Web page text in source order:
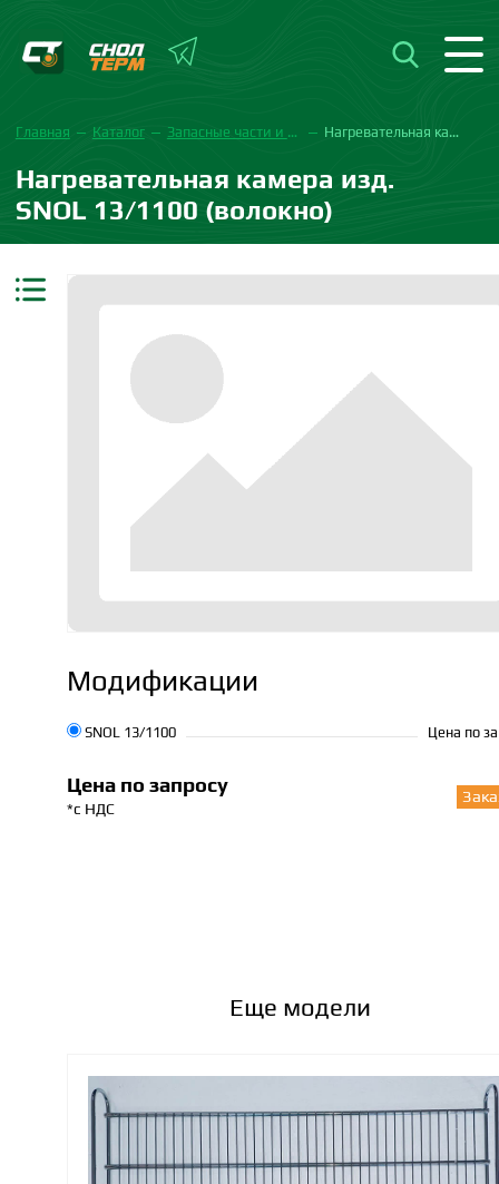
Главная Каталог Запасные части и комплектующие Нагревательная камера изд. SNOL 13/1100 (волокно)
Нагревательная камера изд.
SNOL 13/1100 (волокно)
Модификации
SNOL 13/1100 Цена по
Цена по запросу
*с НДС
Еще модели